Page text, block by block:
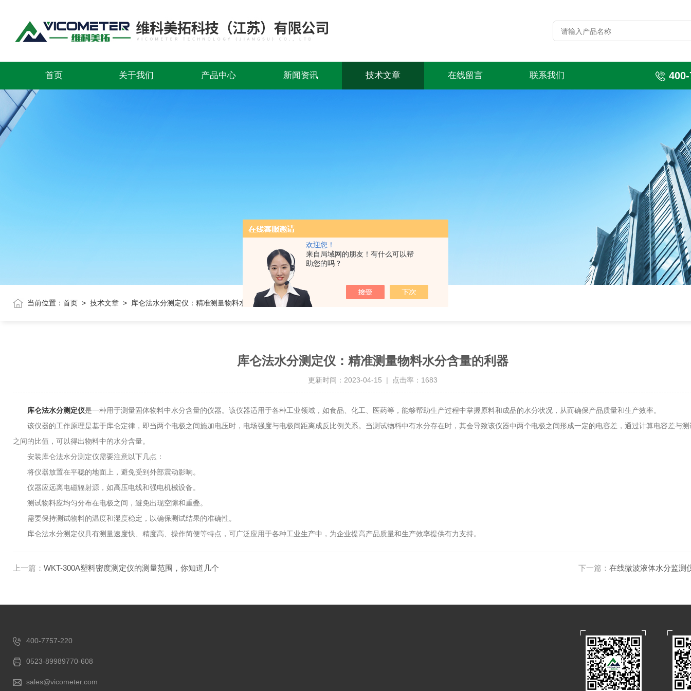
欢迎您！
来自局域网的朋友！有什么可以帮
助您的吗？
首页 关于我们 产品中心 新闻资讯 技术文章 在线留言 联系我们
当前位置： 首页 > 技术文章 > 库仑法水分测定仪：精准测量物料水分含量的利器
库仑法水分测定仪：精准测量物料水分含量的利器
更新时间：2023-04-15 | 点击率：1683
库仑法水分测定仪是一种用于测量固体物料中水分含量的仪器。该仪器适用于各种工业领域，如食品、化工、医药等，能够帮助生产过程中掌握原料和成品的水分状况，从而确保产品质量和生产效率。
该仪器的工作原理是基于库仑定律，即当两个电极之间施加电压时，电场强度与电极间距离成反比例关系。当测试物料中有水分存在时，其会导致该仪器中两个电极之间形成一定的电容差，通过计算电容差与
之间的比值，可以得出物料中的水分含量。
安装库仑法水分测定仪需要注意以下几点：
将仪器放置在平稳的地面上，避免受到外部震动影响。
仪器应远离电磁辐射源，如高压电线和强电机械设备。
测试物料应均匀分布在电极之间，避免出现空隙和重叠。
需要保持测试物料的温度和湿度稳定，以确保测试结果的准确性。
库仑法水分测定仪具有测量速度快、精度高、操作简便等特点，可广泛应用于各种工业生产中，为企业提高产品质量和生产效率提供有力支持。
上一篇： WKT-300A塑料密度测定仪的测量范围，你知道几个 下一篇： 在线微波液体水分监测
400-7757-220
0523-89989770-608
sales@vicometer.com